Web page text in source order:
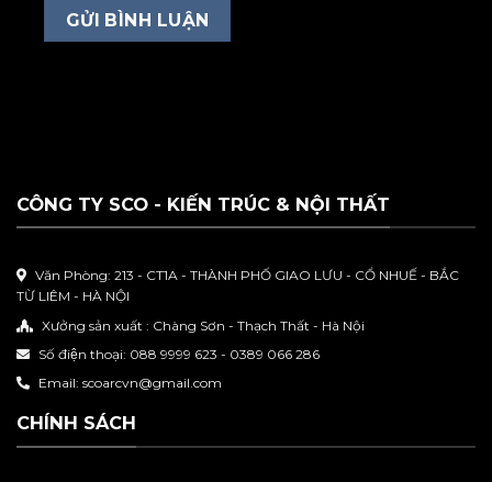
CÔNG TY SCO - KIẾN TRÚC & NỘI THẤT
Văn Phòng: 213 - CT1A - THÀNH PHỐ GIAO LƯU - CỔ NHUẾ - BẮC
TỪ LIÊM - HÀ NỘI
Xưởng sản xuất : Chàng Sơn - Thạch Thất - Hà Nội
Số điện thoại: 088 9999 623 - 0389 066 286
Email: scoarcvn@gmail.com
CHÍNH SÁCH